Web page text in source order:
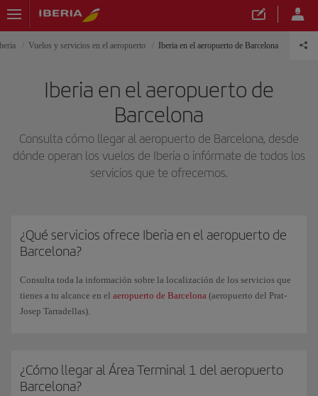
Vuelos y servicios en el aeropuerto Iberia en el aeropuerto de Barcelona
Iberia en el aeropuerto de
Barcelona
Consulta cómo llegar al aeropuerto de Barcelona, desde
dónde operan los vuelos de Iberia o infórmate de todos los
servicios que te ofrecemos.
¿Qué servicios ofrece Iberia en el aeropuerto de
Barcelona?
Consulta toda la información sobre la localización de los servicios que
tienes a tu alcance en el aeropuerto de Barcelona (aeropuerto del Prat-
Josep Tarradellas).
¿Cómo llegar al Área Terminal 1 del aeropuerto
Barcelona?